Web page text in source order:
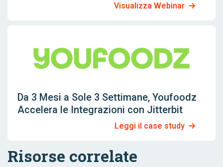
Visualizza Webinar
Da 3 Mesi a Sole 3 Settimane, Youfoodz
Accelera le Integrazioni con Jitterbit
Leggi il case study
Risorse correlate